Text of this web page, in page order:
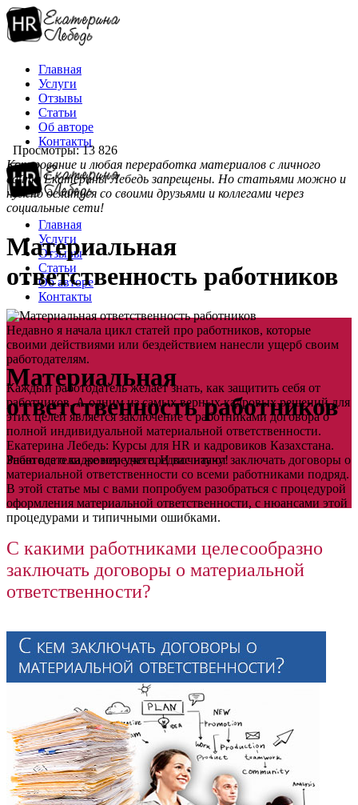
Главная
Услуги
Отзывы
Статьи
Об авторе
Контакты
Главная
Услуги
Отзывы
Статьи
Об авторе
Контакты
Материальная
ответственность работников
Екатерина Лебедь: Курсы для HR и кадровиков Казахстана.
Знаю все о кадровом учете. И вас научу!
Просмотры: 13 826
Копирование и любая переработка материалов с личного
сайта Екатерины Лебедь запрещены. Но статьями можно и
нужно делиться со своими друзьями и коллегами через
социальные сети!
Материальная
ответственность работников
Недавно я начала цикл статей про работников, которые
своими действиями или бездействием нанесли ущерб своим
работодателям.
Каждый работодатель желает знать, как защитить себя от
работников. А одним из самых верных кадровых решений для
этих целей является заключение с работниками договора о
полной индивидуальной материальной ответственности.
Работодатели же нередко предпочитают заключать договоры о
материальной ответственности со всеми работниками подряд.
В этой статье мы с вами попробуем разобраться с процедурой
оформления материальной ответственности, с нюансами этой
процедурами и типичными ошибками.
С какими работниками целесообразно
заключать договоры о материальной
ответственности?